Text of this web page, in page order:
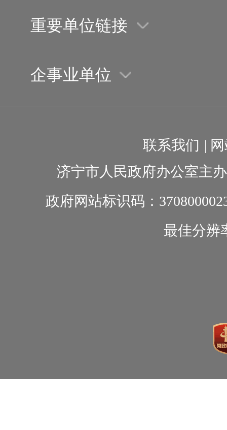
重要单位链接
企事业单位
联系我们 |
济宁市人民政府办公室主
政府网站标识码：
最佳分辨